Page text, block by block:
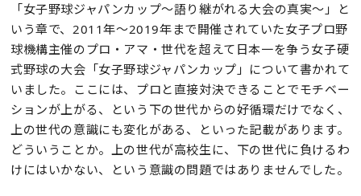
「女子野球ジャパンカップ～語り継がれる大会の真実～」と
いう章で、2011年～2019年まで開催されていた女子プロ野
球機構主催のプロ・アマ・世代を超えて日本一を争う女子硬
式野球の大会「女子野球ジャパンカップ」について書かれて
いました。ここには、プロと直接対決できることでモチベー
ションが上がる、という下の世代からの好循環だけでなく、
上の世代の意識にも変化がある、といった記載があります。
どういうことか。上の世代が高校生に、下の世代に負けるわ
けにはいかない、という意識の問題ではありませんでした。